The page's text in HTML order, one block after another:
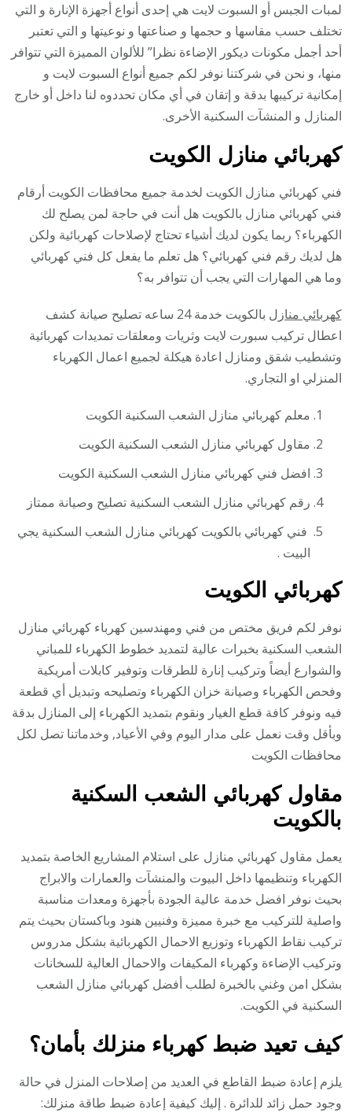
لمبات الجبس أو السبوت لايت هي إحدى أنواع أجهزة الإنارة و التي
تختلف حسب مقاسها و حجمها و صناعتها و نوعيتها و التي تعتبر
أحد أجمل مكونات ديكور الإضاءة نظرا” للألوان المميزة التي تتوافر
منها، و نحن في شركتنا نوفر لكم جميع أنواع السبوت لايت و
إمكانية تركيبها بدقة و إتقان في أي مكان تحددوه لنا داخل أو خارج
المنازل و المنشآت السكنية الأخرى.
كهربائي منازل الكويت
فني كهربائي منازل الكويت لخدمة جميع محافظات الكويت أرقام
فني كهربائي منازل بالكويت هل أنت في حاجة لمن يصلح لك
الكهرباء؟ ربما يكون لديك أشياء تحتاج لإصلاحات كهربائية ولكن
هل لديك رقم فني كهربائي؟ هل تعلم ما يفعل كل فني كهربائي
وما هي المهارات التي يجب أن تتوافر به؟
كهربائي منازل
بالكويت خدمة 24 ساعه تصليح صيانة كشف
اعطال تركيب سبورت لايت وثريات ومعلقات تمديدات كهربائية
وتشطيب شقق ومنازل اعادة هيكلة لجميع اعمال الكهرباء
المنزلي او التجاري.
معلم كهربائي منازل الشعب السكنية الكويت
مقاول كهربائي منازل الشعب السكنية الكويت
افضل فني كهربائي منازل الشعب السكنية الكويت
رقم كهربائي منازل الشعب السكنية تصليح وصيانة ممتاز
فني كهربائي بالكويت كهربائي منازل الشعب السكنية يجي
البيت .
كهربائي الكويت
نوفر لكم فريق مختص من فني ومهندسين كهرباء كهربائي منازل
الشعب السكنية بخبرات عالية لتمديد خطوط الكهرباء للمباني
والشوارع أيضاً وتركيب إنارة للطرقات وتوفير كابلات أمريكية
وفحص الكهرباء وصيانة خزان الكهرباء وتصليحه وتبديل أي قطعة
فيه ونوفر كافة قطع الغيار ونقوم بتمديد الكهرباء إلى المنازل بدقة
وبأقل وقت نعمل على مدار اليوم وفي الأعياد, وخدماتنا تصل لكل
محافظات الكويت
مقاول كهربائي الشعب السكنية
بالكويت
يعمل مقاول كهربائي منازل على استلام المشاريع الخاصة بتمديد
الكهرباء وتنظيمها داخل البيوت والمنشآت والعمارات والابراج
بحيث نوفر افضل خدمة عالية الجودة بأجهزة ومعدات مناسبة
واصلية للتركيب مع خبرة مميزة وفنيين هنود وباكستان بحيث يتم
تركيب نقاط الكهرباء وتوزيع الاحمال الكهربائية بشكل مدروس
وتركيب الإضاءة وكهرباء المكيفات والاحمال العالية للسخانات
بشكل امن وغني بالخبرة لطلب أفضل كهربائي منازل الشعب
السكنية في الكويت.
كيف تعيد ضبط كهرباء منزلك بأمان؟
يلزم إعادة ضبط القاطع في العديد من إصلاحات المنزل في حالة
وجود حمل زائد للدائرة . إليك كيفية إعادة ضبط طاقة منزلك: